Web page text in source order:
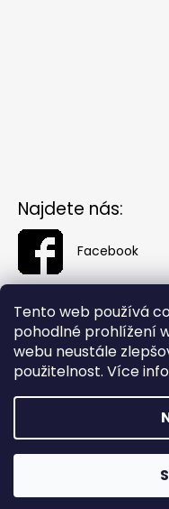
Tento web používá
pohodlné prohlížení
webu neustále
použitelnost. Více
Najdete nás:
Facebook